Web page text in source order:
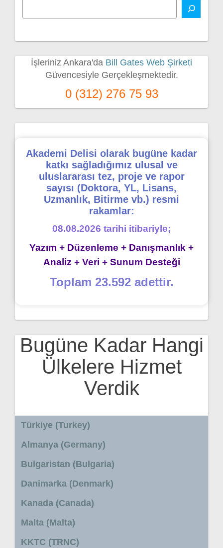
İşleriniz Ankara'da Bill Gates Web Şirketi
Güvencesiyle Gerçekleşmektedir.
0 (312) 276 75 93
Akademi Delisi olarak bugüne kadar
katkı sağladığımız ulusal ve
uluslararası tez, proje ve rapor
sayısı (Doktora, YL, Lisans,
Uzmanlık, Bitirme vb.) resmi
rakamlar:
08.08.2026 tarihi itibariyle;
Yazım + Düzenleme + Danışmanlık +
Analiz + Veri + Sunum Desteği
Toplam 23.592 adettir.
Bugüne Kadar Hangi
Ülkelere Hizmet
Verdik
Türkiye (Turkey)
Almanya (Germany)
Bulgaristan (Bulgaria)
Danimarka (Denmark)
Kanada (Canada)
Malta (Malta)
KKTC (TRNC)